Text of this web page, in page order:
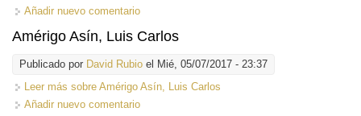
Añadir nuevo comentario
Amérigo Asín, Luis Carlos
Publicado por David Rubio el Mié, 05/07/2017 - 23:37
Leer más sobre Amérigo Asín, Luis Carlos
Añadir nuevo comentario